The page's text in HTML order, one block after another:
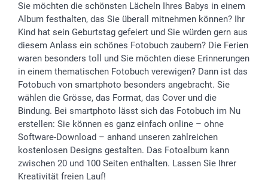
Geschenk-Gutscheine (PDF)
Partnerprogramme
Investor Relations
B2B smartbusiness
Widerrufsrecht
Hochzeit
Geburtstag
Geburt
Zu allen Anlässen
Zahlungsmöglichkeiten
Anmelden /Registrieren
Sitemap
Status der Bestellung
smartfriends
smartgarantie
smartbonus
Sie möchten die schönsten Lächeln Ihres Babys in einem
Album festhalten, das Sie überall mitnehmen können? Ihr
Kind hat sein Geburtstag gefeiert und Sie würden gern aus
diesem Anlass ein schönes Fotobuch zaubern? Die Ferien
waren besonders toll und Sie möchten diese Erinnerungen
in einem thematischen Fotobuch verewigen? Dann ist das
Fotobuch von smartphoto besonders angebracht. Sie
wählen die Grösse, das Format, das Cover und die
Bindung. Bei smartphoto lässt sich das Fotobuch im Nu
erstellen: Sie können es ganz einfach online – ohne
Software-Download – anhand unseren zahlreichen
kostenlosen Designs gestalten. Das Fotoalbum kann
zwischen 20 und 100 Seiten enthalten. Lassen Sie Ihrer
Kreativität freien Lauf!